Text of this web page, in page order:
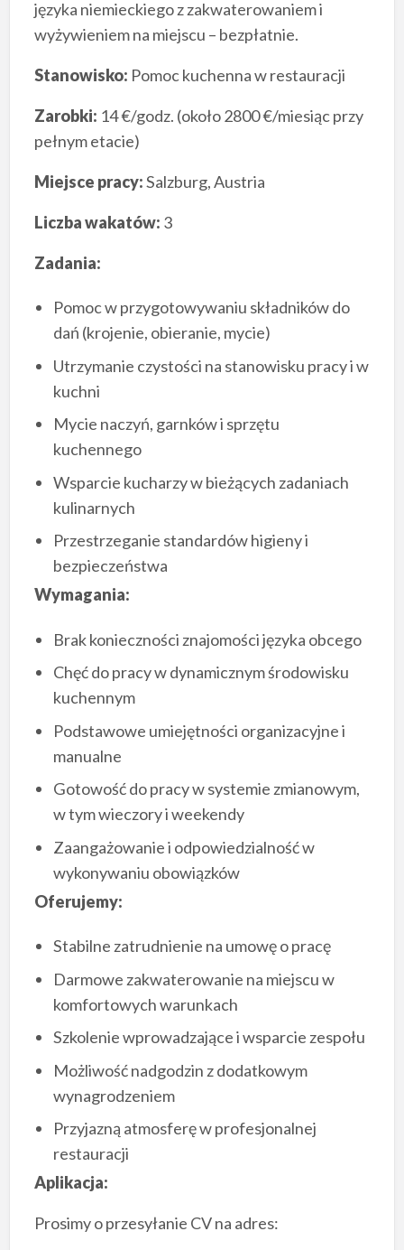
języka niemieckiego z zakwaterowaniem i
wyżywieniem na miejscu – bezpłatnie.
Stanowisko: Pomoc kuchenna w restauracji
Zarobki: 14 €/godz. (około 2800 €/miesiąc przy
pełnym etacie)
Miejsce pracy:Salzburg, Austria
Liczba wakatów: 3
Zadania:
Pomoc w przygotowywaniu składników do
dań (krojenie, obieranie, mycie)
Utrzymanie czystości na stanowisku pracy i w
kuchni
Mycie naczyń, garnków i sprzętu
kuchennego
Wsparcie kucharzy w bieżących zadaniach
kulinarnych
Przestrzeganie standardów higieny i
bezpieczeństwa
Wymagania:
Brak konieczności znajomości języka obcego
Chęć do pracy w dynamicznym środowisku
kuchennym
Podstawowe umiejętności organizacyjne i
manualne
Gotowość do pracy w systemie zmianowym,
w tym wieczory i weekendy
Zaangażowanie i odpowiedzialność w
wykonywaniu obowiązków
Oferujemy:
Stabilne zatrudnienie na umowę o pracę
Darmowe zakwaterowanie na miejscu w
komfortowych warunkach
Szkolenie wprowadzające i wsparcie zespołu
Możliwość nadgodzin z dodatkowym
wynagrodzeniem
Przyjazną atmosferę w profesjonalnej
restauracji
Aplikacja:
Prosimy o przesyłanie CV na adres: